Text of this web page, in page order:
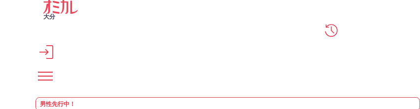
メインコンテンツへスキップ
大分
男性先行中！